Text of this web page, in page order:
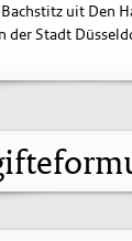
uit Den
der Stadt